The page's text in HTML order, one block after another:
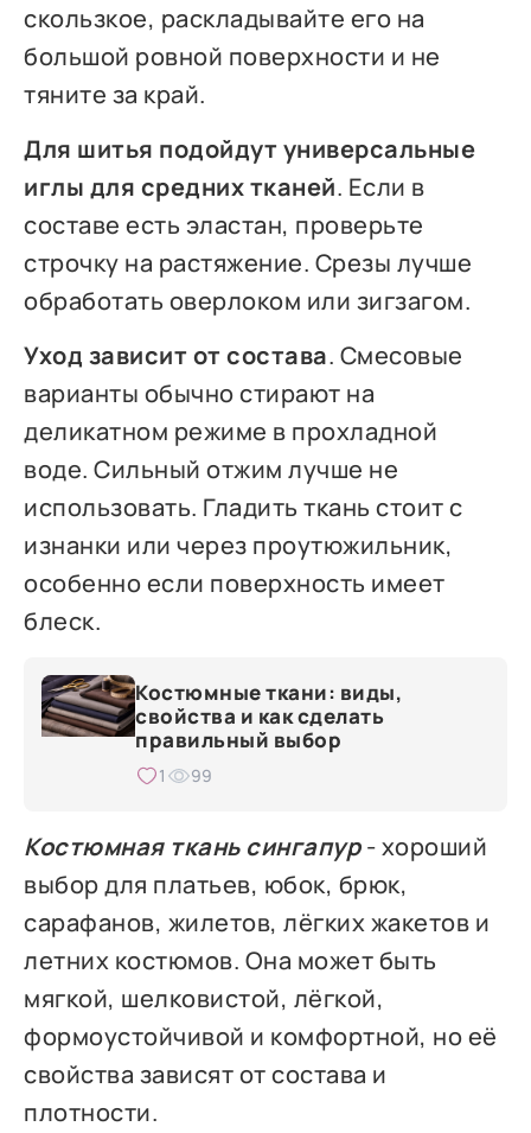
скользкое, раскладывайте его на
большой ровной поверхности и не
тяните за край.
Для шитья подойдут универсальные
иглы для средних тканей. Если в
составе есть эластан, проверьте
строчку на растяжение. Срезы лучше
обработать оверлоком или зигзагом.
Уход зависит от состава. Смесовые
варианты обычно стирают на
деликатном режиме в прохладной
воде. Сильный отжим лучше не
использовать. Гладить ткань стоит с
изнанки или через проутюжильник,
особенно если поверхность имеет
блеск.
Костюмные ткани: виды,
свойства и как сделать
правильный выбор
1 99
Костюмная ткань сингапур- хороший
выбор для платьев, юбок, брюк,
сарафанов, жилетов, лёгких жакетов и
летних костюмов. Она может быть
мягкой, шелковистой, лёгкой,
формоустойчивой и комфортной, но её
свойства зависят от состава и
плотности.